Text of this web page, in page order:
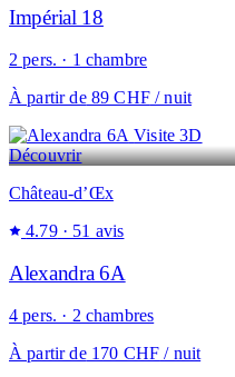
Impérial 18
2 pers. · 1 chambre
À partir de89 CHF/ nuit
Visite 3D
Découvrir
Château-d’Œx
4.79 · 51 avis
Alexandra 6A
4 pers. · 2 chambres
À partir de170 CHF / nuit